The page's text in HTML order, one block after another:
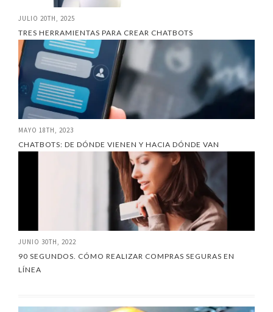
JULIO 20TH, 2025
TRES HERRAMIENTAS PARA CREAR CHATBOTS
MAYO 18TH, 2023
CHATBOTS: DE DÓNDE VIENEN Y HACIA DÓNDE VAN
JUNIO 30TH, 2022
90 SEGUNDOS. CÓMO REALIZAR COMPRAS SEGURAS EN
LÍNEA